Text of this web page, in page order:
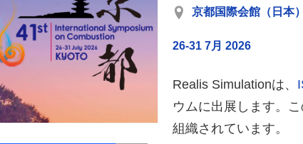
京都国際会館（日本）
26-31 7月 2026
Realis Simulationは、
ウムに出展します。
組織されています。